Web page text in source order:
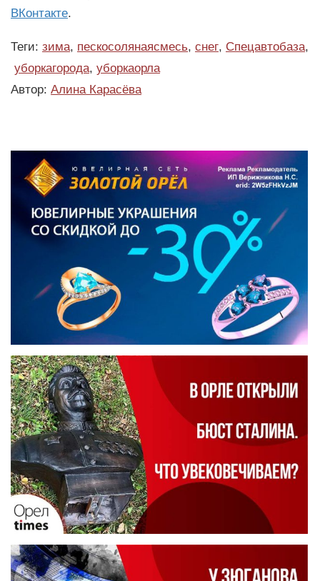
ВКонтакте.
Теги: зима, пескосолянаясмесь, снег, Спецавтобаза,
уборкагорода, уборкаорла
Автор: Алина Карасёва